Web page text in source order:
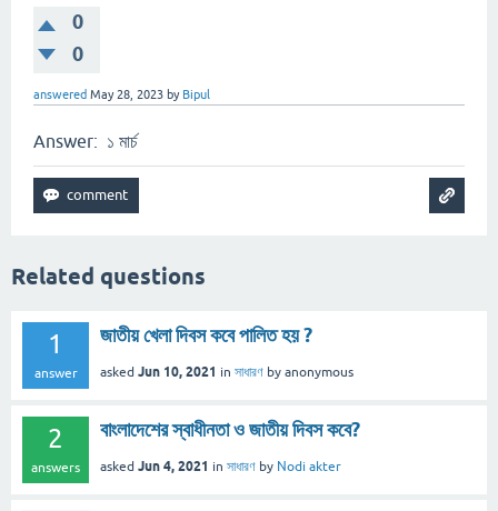
0
0
answered May 28, 2023 by Bipul
Answer: ১ মার্চ
Related questions
1
answer
জাতীয় খেলা দিবস কবে পালিত হয় ?
asked Jun 10, 2021 in সাধারণ by anonymous
2
answers
বাংলাদেশের স্বাধীনতা ও জাতীয় দিবস কবে?
asked Jun 4, 2021 in সাধারণ by Nodi akter